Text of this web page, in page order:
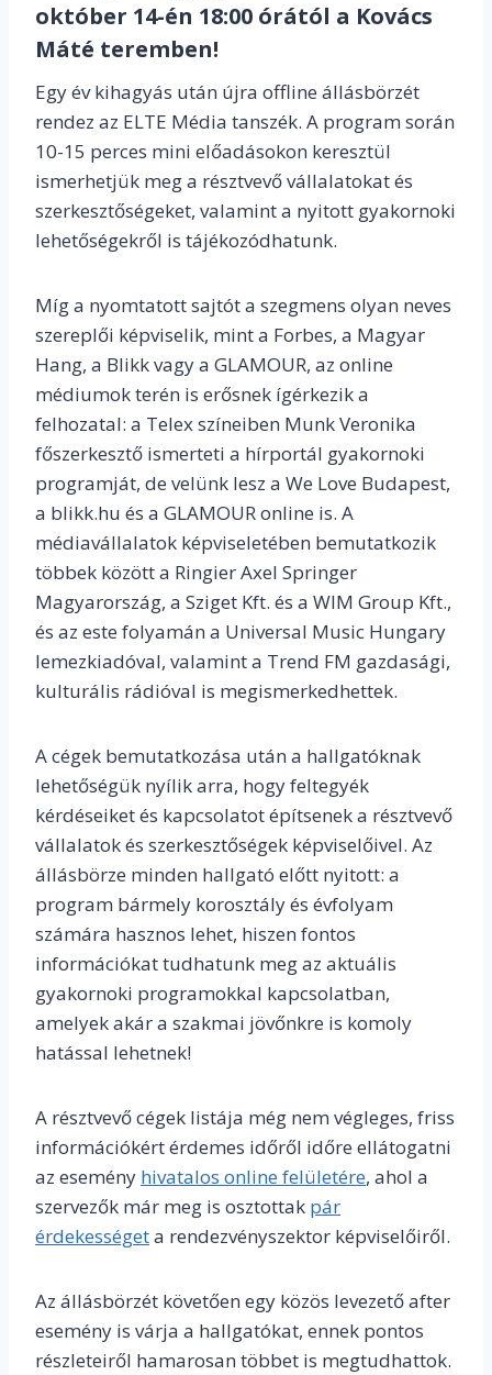
október 14-én 18:00 órától a Kovács
Máté teremben!
Egy év kihagyás után újra offline állásbörzét
rendez az ELTE Média tanszék. A program során
10-15 perces mini előadásokon keresztül
ismerhetjük meg a résztvevő vállalatokat és
szerkesztőségeket, valamint a nyitott gyakornoki
lehetőségekről is tájékozódhatunk.
Míg a nyomtatott sajtót a szegmens olyan neves
szereplői képviselik, mint a Forbes, a Magyar
Hang, a Blikk vagy a GLAMOUR, az online
médiumok terén is erősnek ígérkezik a
felhozatal: a Telex színeiben Munk Veronika
főszerkesztő ismerteti a hírportál gyakornoki
programját, de velünk lesz a We Love Budapest,
a blikk.hu és a GLAMOUR online is. A
médiavállalatok képviseletében bemutatkozik
többek között a Ringier Axel Springer
Magyarország, a Sziget Kft. és a WIM Group Kft.,
és az este folyamán a Universal Music Hungary
lemezkiadóval, valamint a Trend FM gazdasági,
kulturális rádióval is megismerkedhettek.
A cégek bemutatkozása után a hallgatóknak
lehetőségük nyílik arra, hogy feltegyék
kérdéseiket és kapcsolatot építsenek a résztvevő
vállalatok és szerkesztőségek képviselőivel. Az
állásbörze minden hallgató előtt nyitott: a
program bármely korosztály és évfolyam
számára hasznos lehet, hiszen fontos
információkat tudhatunk meg az aktuális
gyakornoki programokkal kapcsolatban,
amelyek akár a szakmai jövőnkre is komoly
hatással lehetnek!
A résztvevő cégek listája még nem végleges, friss
információkért érdemes időről időre ellátogatni
az esemény hivatalos online felületére, ahol a
szervezők már meg is osztottak pár
érdekességeta rendezvényszektor képviselőiről.
Az állásbörzét követően egy közös levezető after
esemény is várja a hallgatókat, ennek pontos
részleteiről hamarosan többet is megtudhattok.